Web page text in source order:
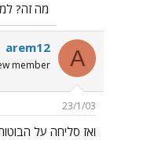
מה זה?
A
arem12
member
23/1/03
ואז סליחה על